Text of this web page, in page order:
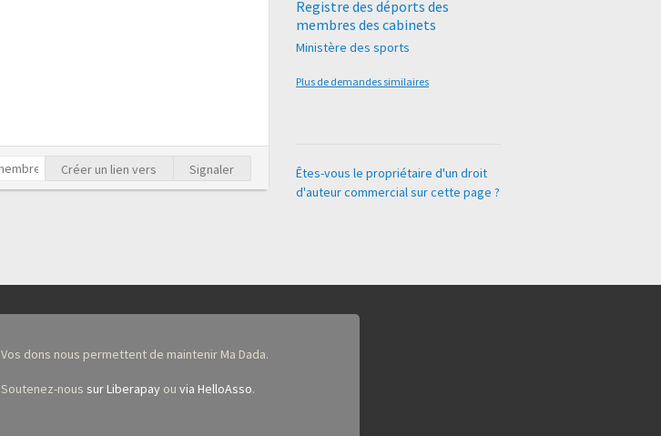
Créer un lien vers Signaler
Registre des déports des
membres des cabinets
Ministère des sports
Plus de demandes similaires
Êtes-vous le propriétaire d'un droit
d'auteur commercial sur cette page ?
Vos dons nous permettent de maintenir Ma Dada.
Soutenez-nous sur Liberapayou via HelloAsso.